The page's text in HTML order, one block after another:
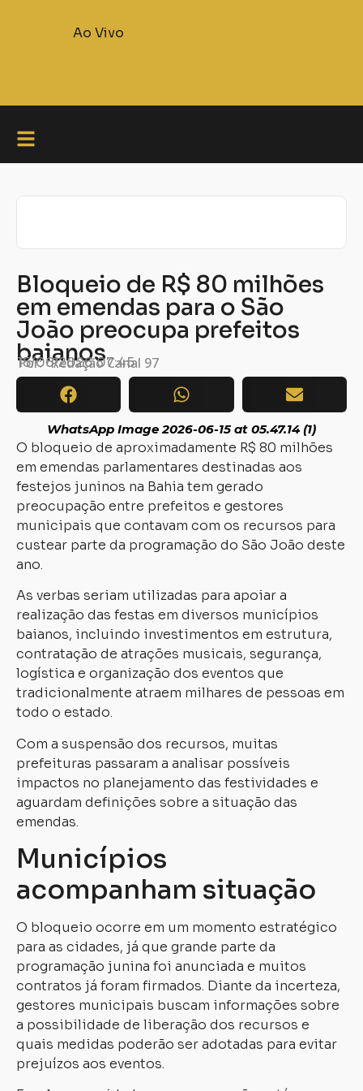
Ao Vivo
Bloqueio de R$ 80 milhões
em emendas para o São
João preocupa prefeitos
baianos
Por: Redação Canal 97
15/06/2026 07:45
WhatsApp Image 2026-06-15 at 05.47.14 (1)
O bloqueio de aproximadamente R$ 80 milhões
em emendas parlamentares destinadas aos
festejos juninos na Bahia tem gerado
preocupação entre prefeitos e gestores
municipais que contavam com os recursos para
custear parte da programação do São João deste
ano.
As verbas seriam utilizadas para apoiar a
realização das festas em diversos municípios
baianos, incluindo investimentos em estrutura,
contratação de atrações musicais, segurança,
logística e organização dos eventos que
tradicionalmente atraem milhares de pessoas em
todo o estado.
Com a suspensão dos recursos, muitas
prefeituras passaram a analisar possíveis
impactos no planejamento das festividades e
aguardam definições sobre a situação das
emendas.
Municípios
acompanham situação
O bloqueio ocorre em um momento estratégico
para as cidades, já que grande parte da
programação junina foi anunciada e muitos
contratos já foram firmados. Diante da incerteza,
gestores municipais buscam informações sobre
a possibilidade de liberação dos recursos e
quais medidas poderão ser adotadas para evitar
prejuízos aos eventos.